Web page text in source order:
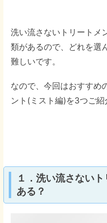
洗い流さないトリートメ
類があるので、どれを選
難しいです。
なので、今回はおすすめ
ント(ミスト編)を3つご紹
１．洗い流さない
ある？